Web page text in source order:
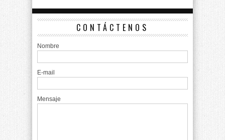
CONTÁCTENOS
Nombre
E-mail
Mensaje